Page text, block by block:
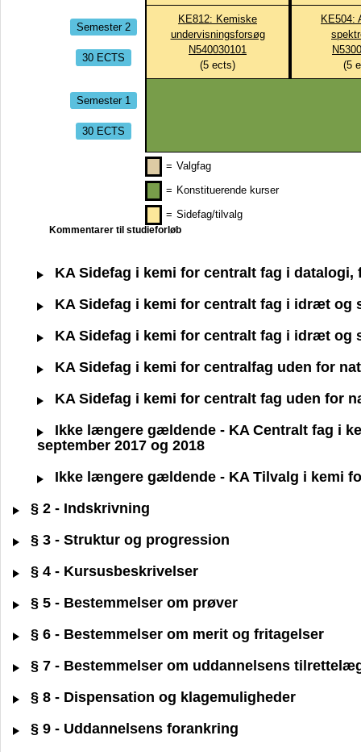
Semester 2
30 ECTS
KE812: Kemiske
undervisningsforsøg
N540030101
(5 ects)
KE504:
(5
Semester 1
30 ECTS
= Valgfag
= Konstituerende kurser
= Sidefag/tilvalg
Kommentarer til studieforløb
KA Sidefag i kemi for centralt fag i datalogi,
KA Sidefag i kemi for centralt fag i idræt og
KA Sidefag i kemi for centralt fag i idræt og
KA Sidefag i kemi for centralfag uden for
KA Sidefag i kemi for centralt fag uden for
Ikke længere gældende - KA Centralt fag i
september 2017 og 2018
Ikke længere gældende - KA Tilvalg i kemi
§ 2 - Indskrivning
§ 3 - Struktur og progression
§ 4 - Kursusbeskrivelser
§ 5 - Bestemmelser om prøver
§ 6 - Bestemmelser om merit og fritagelser
§ 7 - Bestemmelser om uddannelsens
§ 8 - Dispensation og klagemuligheder
§ 9 - Uddannelsens forankring